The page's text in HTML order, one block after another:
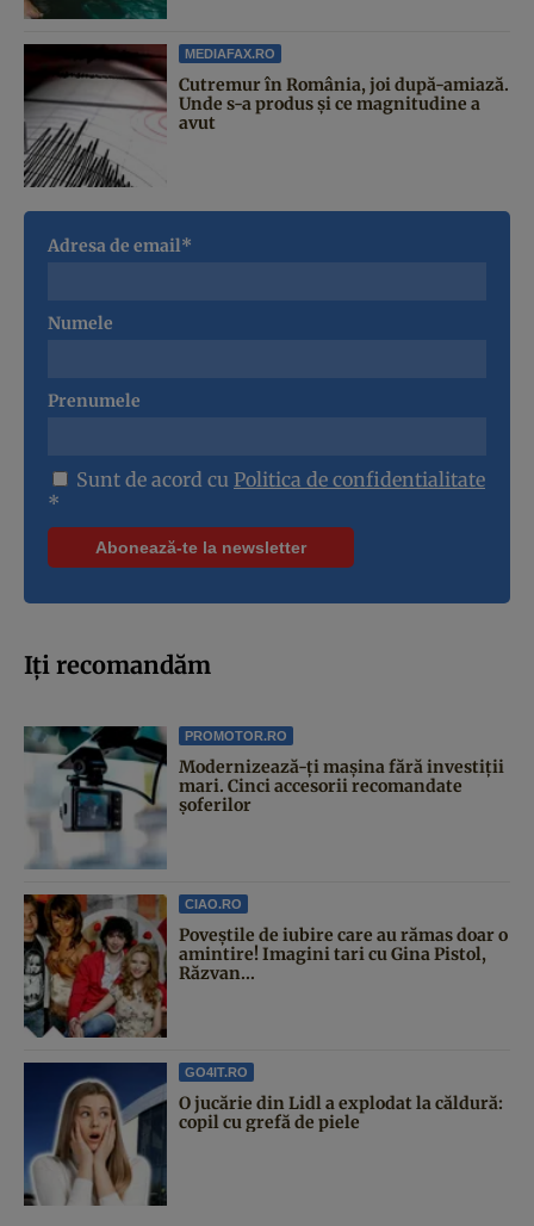
MEDIAFAX.RO
Cutremur în România, joi după-amiază.
Unde s-a produs și ce magnitudine a
avut
Adresa de email*
Numele
Prenumele
Sunt de acord cu Politica de confidentialitate
*
Iți recomandăm
PROMOTOR.RO
Modernizează-ți mașina fără investiții
mari. Cinci accesorii recomandate
șoferilor
CIAO.RO
Poveştile de iubire care au rămas doar o
amintire! Imagini tari cu Gina Pistol,
Răzvan...
GO4IT.RO
O jucărie din Lidl a explodat la căldură:
copil cu grefă de piele